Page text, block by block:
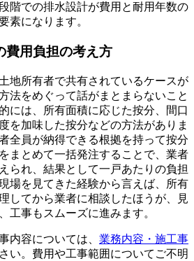
階での排水設計が費用と耐用年数の
素になります。
費用負担の考え方
地所有者で共有されているケースが
法をめぐって話がまとまらないこと
には、所有面積に応じた按分、間口
を加味した按分などの方法がありま
全員が納得できる根拠を持って按分
まとめて一括発注することで、業者
られ、結果として一戸あたりの負担
場を見てきた経験から言えば、所有
してから業者に相談したほうが、見
工事もスムーズに進みます。
内容については、 業務内容・施工事
い。費用や工事範囲についてご不明